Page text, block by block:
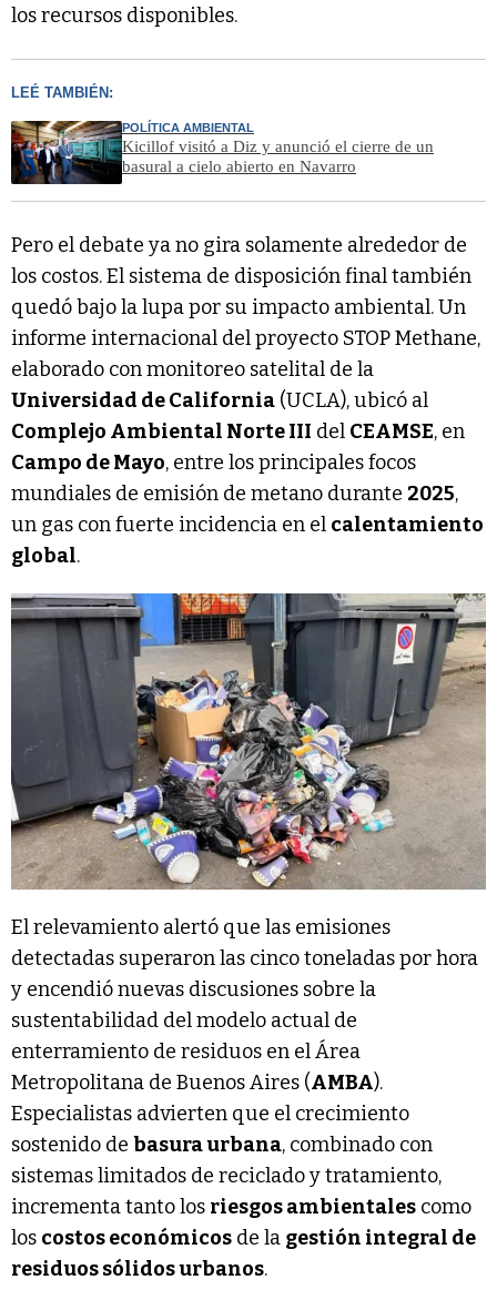
los recursos disponibles.
LEÉ TAMBIÉN:
POLÍTICA AMBIENTAL
Kicillof visitó a Diz y anunció el cierre de un
basural a cielo abierto en Navarro
Pero el debate ya no gira solamente alrededor de
los costos. El sistema de disposición final también
quedó bajo la lupa por su impacto ambiental. Un
informe internacional del proyecto STOP Methane,
elaborado con monitoreo satelital de la
Universidad de California (UCLA), ubicó al
Complejo Ambiental Norte III del CEAMSE, en
Campo de Mayo, entre los principales focos
mundiales de emisión de metano durante 2025,
un gas con fuerte incidencia en el calentamiento
global.
El relevamiento alertó que las emisiones
detectadas superaron las cinco toneladas por hora
y encendió nuevas discusiones sobre la
sustentabilidad del modelo actual de
enterramiento de residuos en el Área
Metropolitana de Buenos Aires (AMBA).
Especialistas advierten que el crecimiento
sostenido de basura urbana, combinado con
sistemas limitados de reciclado y tratamiento,
incrementa tanto los riesgos ambientales como
los costos económicos de la gestión integral de
residuos sólidos urbanos.